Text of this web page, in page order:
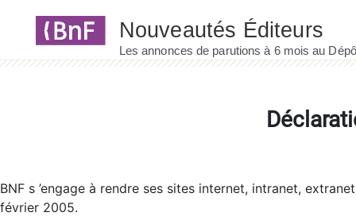
BNF s ’engage à rendre ses sites internet, intranet,
février 2005.